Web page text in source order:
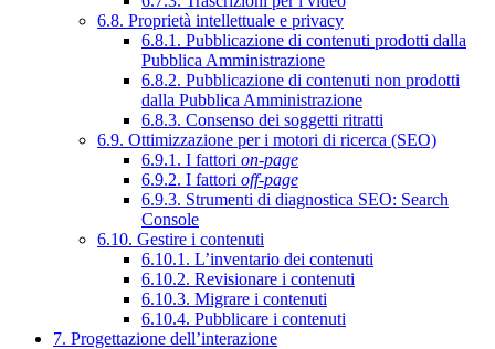
6.8. Proprietà intellettuale e privacy
6.8.1. Pubblicazione di contenuti prodotti dalla
Pubblica Amministrazione
6.8.2. Pubblicazione di contenuti non prodotti
dalla Pubblica Amministrazione
6.8.3. Consenso dei soggetti ritratti
6.9. Ottimizzazione per i motori di ricerca (SEO)
6.9.1. I fattori on-page
6.9.2. I fattori off-page
6.9.3. Strumenti di diagnostica SEO: Search
Console
6.10. Gestire i contenuti
6.10.1. L’inventario dei contenuti
6.10.2. Revisionare i contenuti
6.10.3. Migrare i contenuti
6.10.4. Pubblicare i contenuti
7. Progettazione dell’interazione